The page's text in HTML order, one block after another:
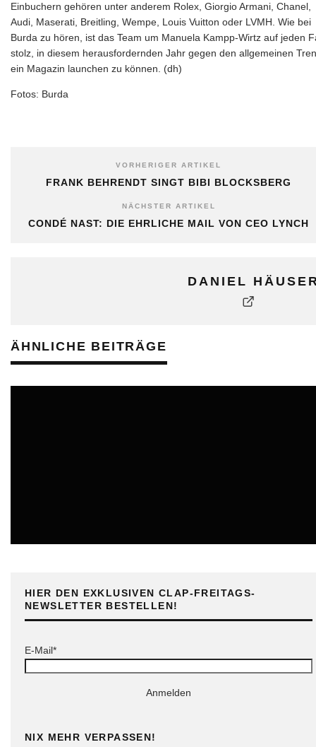
Einbuchern gehören unter anderem Rolex, Giorgio Armani, Chanel,
Audi, Maserati, Breitling, Wempe, Louis Vuitton oder LVMH. Wie bei
Burda zu hören, ist das Team um Manuela Kampp-Wirtz auf jeden
stolz, in diesem herausfordernden Jahr gegen den allgemeinen
ein Magazin launchen zu können. (dh)
Fotos: Burda
VORHERIGER ARTIKEL
FRANK BEHRENDT SINGT BIBI BLOCKSBERG
NÄCHSTER ARTIKEL
CONDÉ NAST: DIE EHRLICHE MAIL VON CEO LYNCH
DANIEL
ÄHNLICHE BEITRÄGE
HIER DEN EXKLUSIVEN CLAP-FREITAGS-
NEWSLETTER BESTELLEN!
E-Mail*
Anmelden
NIX MEHR VERPASSEN!